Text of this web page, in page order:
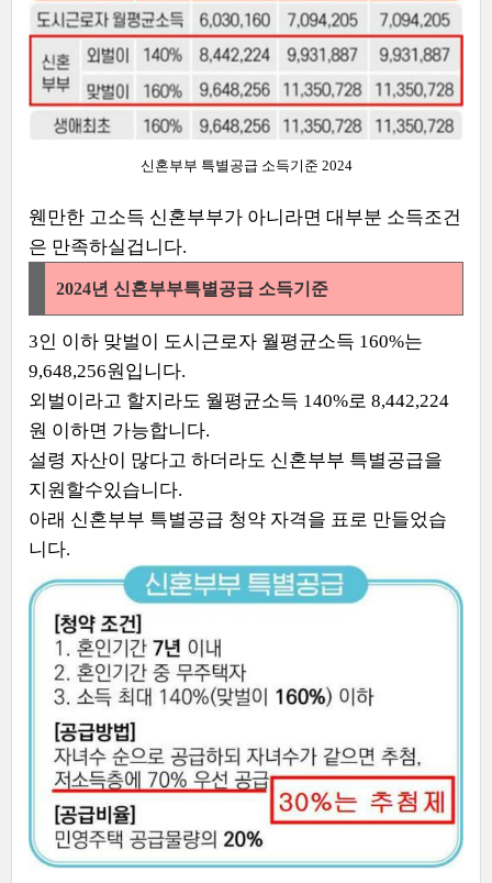
신혼부부 특별공급 소득기준 2024
웬만한 고소득 신혼부부가 아니라면 대부분 소득조건
은 만족하실겁니다.
2024년 신혼부부특별공급 소득기준
3인 이하 맞벌이 도시근로자 월평균소득 160%는
9,648,256원입니다.
외벌이라고 할지라도 월평균소득 140%로 8,442,224
원 이하면 가능합니다.
설령 자산이 많다고 하더라도 신혼부부 특별공급을
지원할수있습니다.
아래 신혼부부 특별공급 청약 자격을 표로 만들었습
니다.